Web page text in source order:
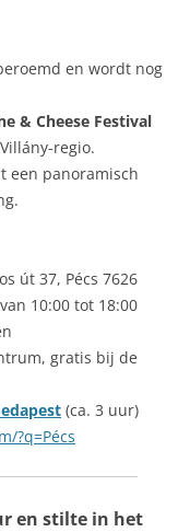
en wordt nog
& Cheese Festival
regio.
een panoramisch
út 37, Pécs 7626
10:00 tot 18:00
gratis bij de
(ca. 3 uur)
?q=Pécs
en stilte in het